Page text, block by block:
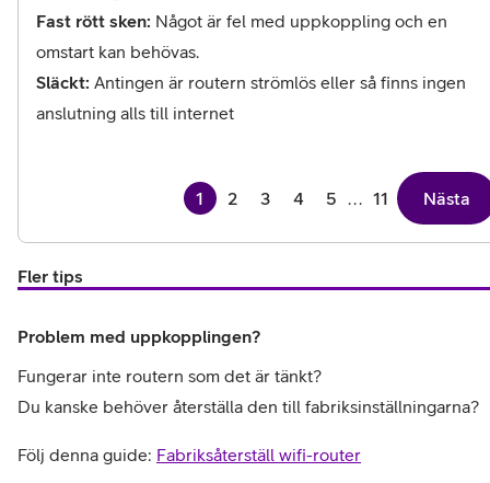
Fast rött sken: Något är fel med uppkoppling och en
Släckt: Antingen är routern strömlös eller så finns ingen
anslutning alls till internet
1 2 3 4 5 ... 11 Nästa
Fler tips
Problem med uppkopplingen?
Fungerar inte routern som det är tänkt?
Du kanske behöver återställa den till fabriksinställningarna?
Följ denna guide: Fabriksåterställ wifi-router